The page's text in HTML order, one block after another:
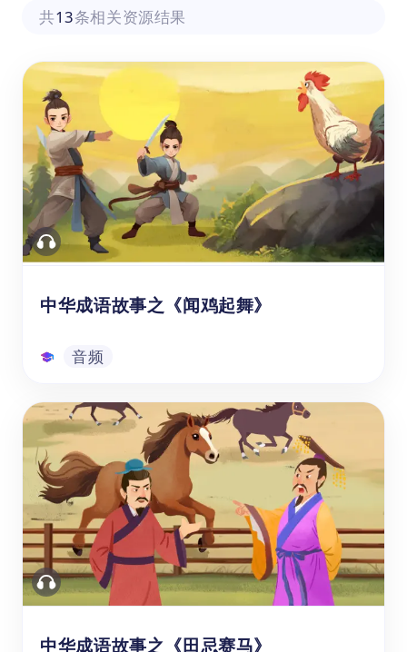
共13条相关资源结果
中华成语故事之《闻鸡起舞》
音频
中华成语故事之《闻鸡起舞》
通过学习《中华成语故事|闻鸡起舞的音频解
析》，年龄为3-8岁的学前至1-3年级的孩子或
学生可以了解成语“闻鸡起舞”的含义和故事由
来。通过故事主人公祖替的成长经历，孩子们
也会学习到强调了持之以恒、坚持不懈的精神
和远大的理想对于实现梦想的重要性。立即下
载这个音频资源，为孩子们的中文学习之旅增
添乐趣和教育价值。
音频
中华成语故事之《田忌赛马》